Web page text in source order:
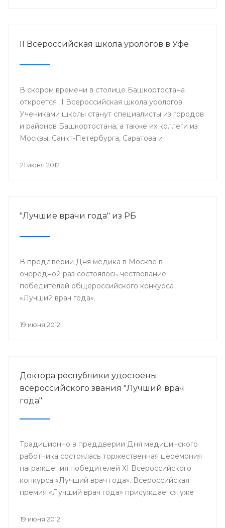
II Всероссийская школа урологов в Уфе
В скором времени в столице Башкортостана
откроется II Всероссийская школа урологов.
Учениками школы станут специалисты из городов
и районов Башкортостана, а также их коллеги из
Москвы, Санкт-Петербурга, Саратова и
21 июня 2012
"Лучшие врачи года" из РБ
В преддверии Дня медика в Москве в
очередной раз состоялось чествование
победителей общероссийского конкурса
«Лучший врач года».
19 июня 2012
Доктора республики удостоены
всероссийского звания "Лучший врач
года"
Традиционно в преддверии Дня медицинского
работника состоялась торжественная церемония
награждения победителей XI Всероссийского
конкурса «Лучший врач года». Всероссийская
премия «Лучший врач года» присуждается уже
лучшего боролись специалисты со всей страны.
19 июня 2012